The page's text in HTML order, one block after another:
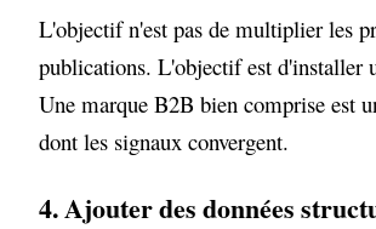
L'objectif n'est pas de multiplier les
publications. L'objectif est d'installer
Une marque B2B bien comprise est
dont les signaux convergent.
4. Ajouter des données